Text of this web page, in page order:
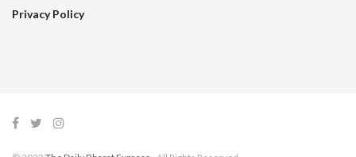
Privacy Policy